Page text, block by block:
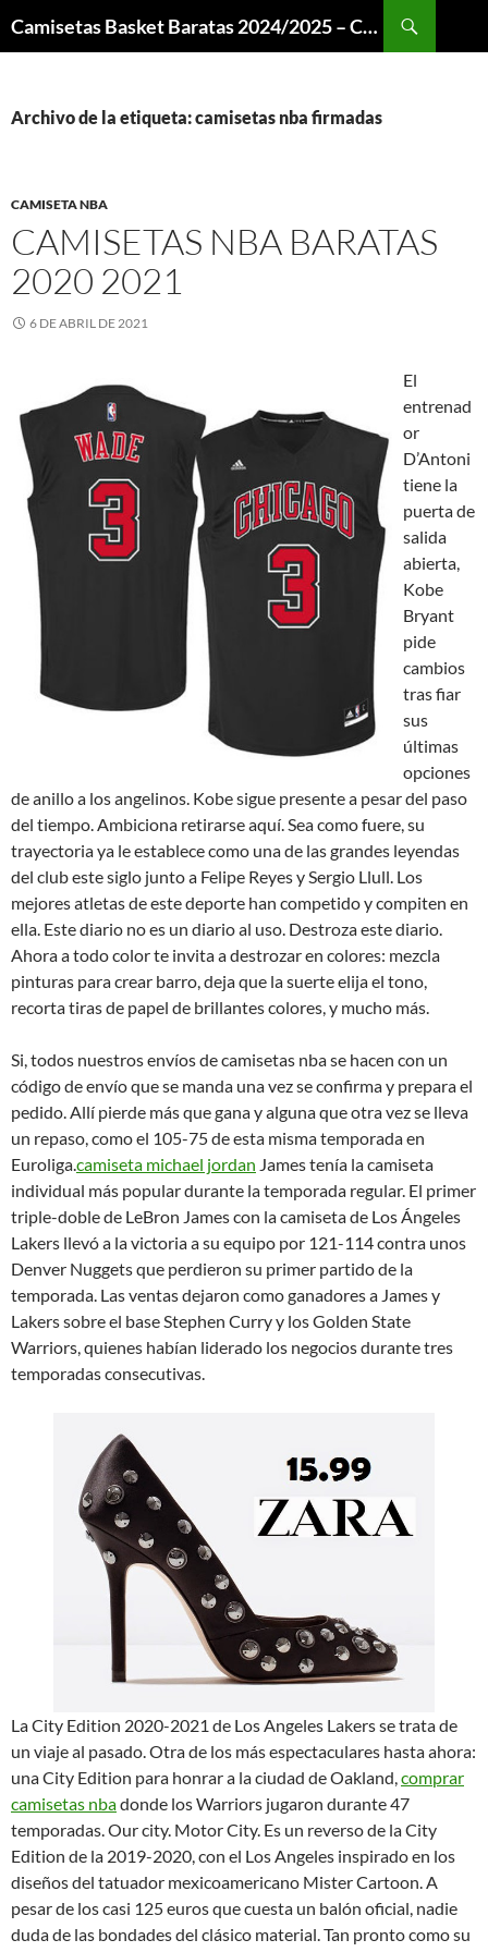
Camisetas Basket Baratas 2024/2025 – Camisetas NBA
Archivo de la etiqueta: camisetas nba firmadas
CAMISETA NBA
CAMISETAS NBA BARATAS
2020 2021
6 DE ABRIL DE 2021
El
entrenad
or
D’Antoni
tiene la
puerta de
salida
abierta,
Kobe
Bryant
pide
cambios
tras fiar
sus
últimas
opciones
de anillo a los angelinos. Kobe sigue presente a pesar del paso
del tiempo. Ambiciona retirarse aquí. Sea como fuere, su
trayectoria ya le establece como una de las grandes leyendas
del club este siglo junto a Felipe Reyes y Sergio Llull. Los
mejores atletas de este deporte han competido y compiten en
ella. Este diario no es un diario al uso. Destroza este diario.
Ahora a todo color te invita a destrozar en colores: mezcla
pinturas para crear barro, deja que la suerte elija el tono,
recorta tiras de papel de brillantes colores, y mucho más.
Si, todos nuestros envíos de camisetas nba se hacen con un
código de envío que se manda una vez se confirma y prepara el
pedido. Allí pierde más que gana y alguna que otra vez se lleva
un repaso, como el 105-75 de esta misma temporada en
Euroliga.camiseta michael jordan James tenía la camiseta
individual más popular durante la temporada regular. El primer
triple-doble de LeBron James con la camiseta de Los Ángeles
Lakers llevó a la victoria a su equipo por 121-114 contra unos
Denver Nuggets que perdieron su primer partido de la
temporada. Las ventas dejaron como ganadores a James y
Lakers sobre el base Stephen Curry y los Golden State
Warriors, quienes habían liderado los negocios durante tres
temporadas consecutivas.
La City Edition 2020-2021 de Los Angeles Lakers se trata de
un viaje al pasado. Otra de los más espectaculares hasta ahora:
una City Edition para honrar a la ciudad de Oakland,comprar
camisetas nbadonde los Warriors jugaron durante 47
temporadas. Our city. Motor City. Es un reverso de la City
Edition de la 2019-2020, con el Los Angeles inspirado en los
diseños del tatuador mexicoamericano Mister Cartoon. A
pesar de los casi 125 euros que cuesta un balón oficial, nadie
duda de las bondades del clásico material. Tan pronto como su